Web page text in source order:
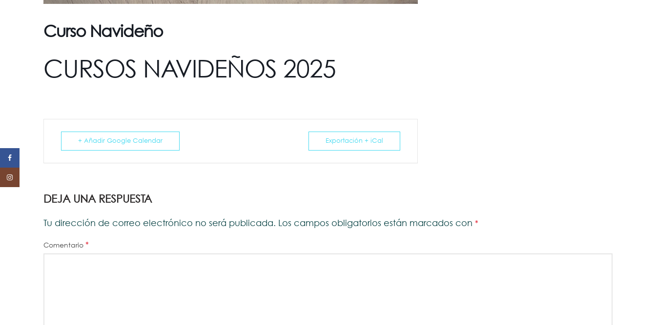
Curso Navideño
CURSOS NAVIDEÑOS 2025
+ Añadir Google Calendar Exportación + iCal
DEJA UNA RESPUESTA
Tu dirección de correo electrónico no será publicada. Los campos obligatorios están marcados con *
Comentario *